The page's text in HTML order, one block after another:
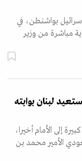
بواشنطن، في
مباشرة من وزير
لبنان بوابته
إلى الأمام أخيرا،
الأمير محمد بن